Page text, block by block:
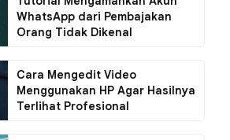
WhatsApp dari Pembajakan
Orang Tidak Dikenal
Cara Mengedit Video
Menggunakan HP Agar Hasilnya
Terlihat Profesional